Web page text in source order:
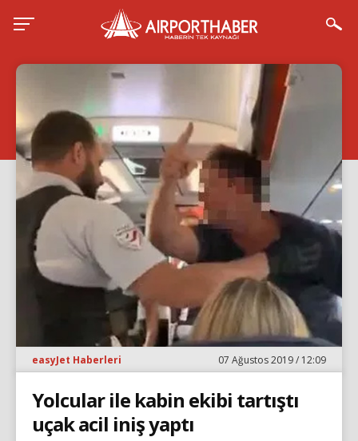
easyJet Haberleri 07 Ağustos 2019 / 12:09
Yolcular ile kabin ekibi tartıştı
uçak acil iniş yaptı